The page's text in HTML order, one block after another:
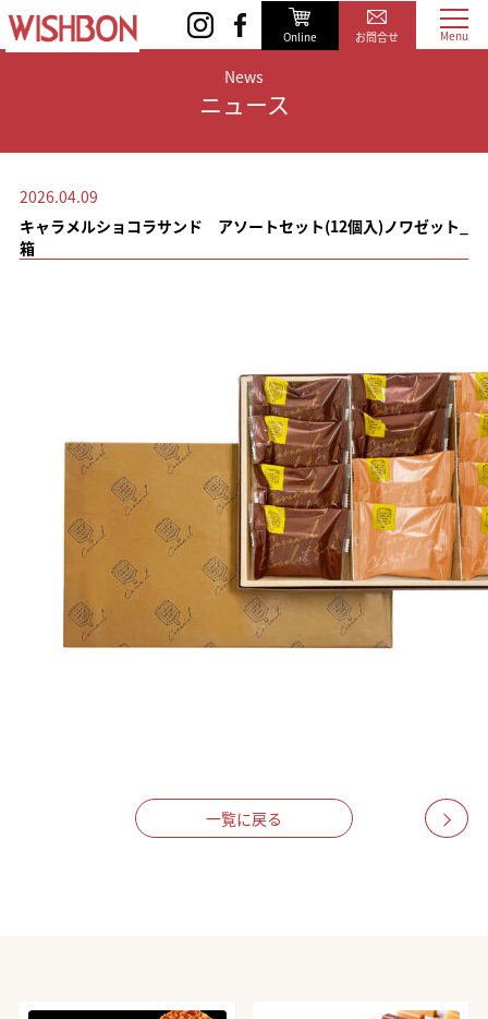
Online お問合せ
News
ニュース
2026.04.09
キャラメルショコラサンド アソートセット(12個入)ノワゼット_
箱
一覧に戻る